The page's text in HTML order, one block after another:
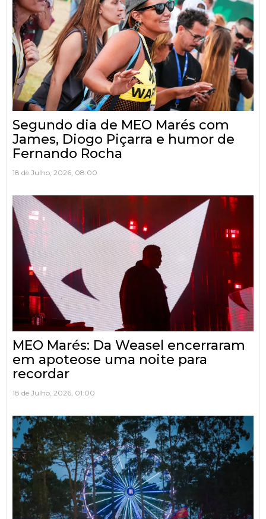
Segundo dia de MEO Marés com
James, Diogo Piçarra e humor de
Fernando Rocha
18 de Julho, 2026, 08:00
MEO Marés: Da Weasel encerraram
em apoteose uma noite para
recordar
18 de Julho, 2026, 01:00